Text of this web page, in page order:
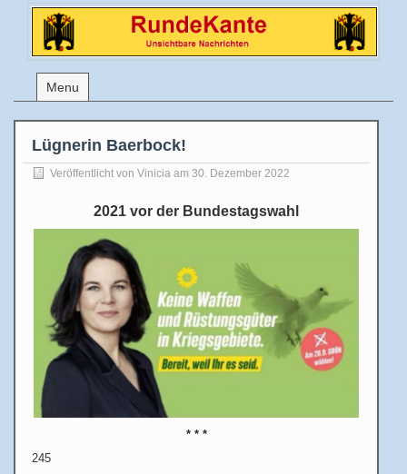
Menu
Lügnerin Baerbock!
Veröffentlicht von Vinicia am 30. Dezember 2022
2021 vor der Bundestagswahl
* * *
245